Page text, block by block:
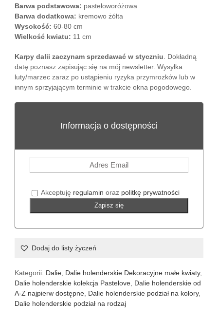
Barwa podstawowa: pasteloworóżowa
Barwa dodatkowa: kremowo żółta
Wysokość: 60-80 cm
Wielkość kwiatu: 11 cm
Karpy dalii zaczynam sprzedawać w styczniu . Dokładną
datę poznasz zapisując się na mój newsletter. Wysyłka
luty/marzec zaraz po ustąpieniu ryzyka przymrozków lub w
innym sprzyjającym terminie w trakcie okna pogodowego.
Informacja o dostępności
Akceptuję regulamin oraz politkę prywatności
Zapisz się
Dodaj do listy życzeń
Kategorii: Dalie Dalie holenderskie Dekoracyjne małe kwiaty,
Dalie holenderskie kolekcja Pastelove Dalie holenderskie od
A-Z najpierw dostępne Dalie holenderskie podział na kolory,
Dalie holenderskie podział na rodzaj